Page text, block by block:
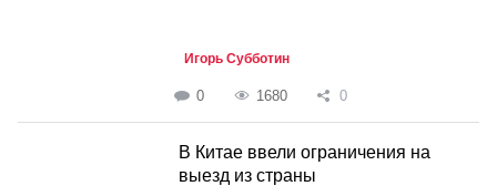
Игорь Субботин
0 1680 0
В Китае ввели ограничения на
выезд из страны